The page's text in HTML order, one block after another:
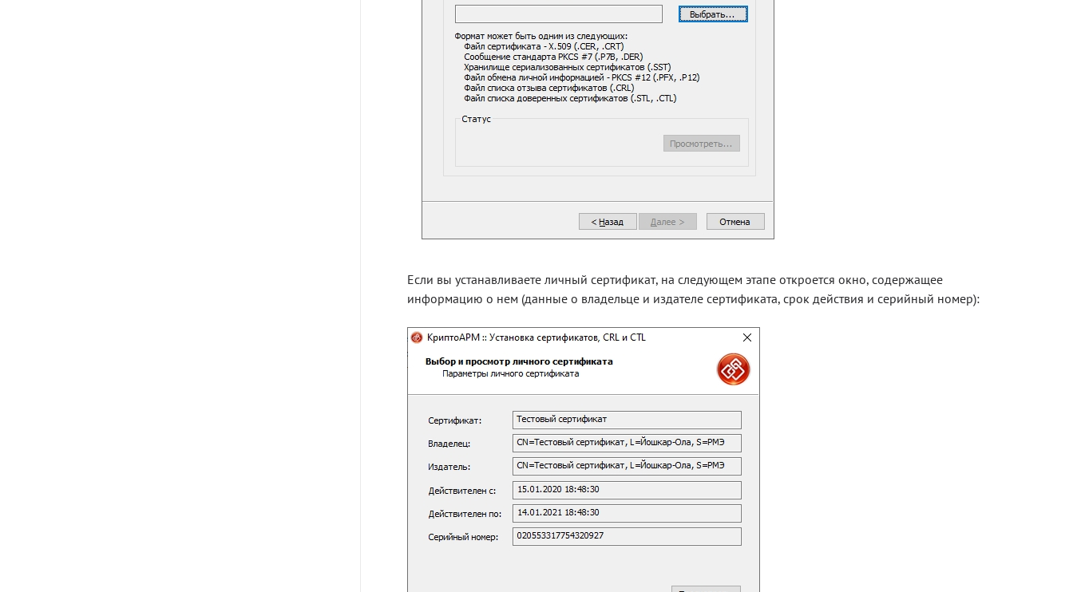
Если вы устанавливаете личный сертификат, на следующем этапе откроется окно, содержащее
информацию о нем (данные о владельце и издателе сертификата, срок действия и серийный номер):